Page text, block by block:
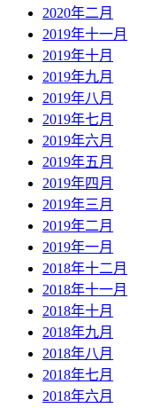
2020年二月
2019年十一月
2019年十月
2019年九月
2019年八月
2019年七月
2019年六月
2019年五月
2019年四月
2019年三月
2019年二月
2019年一月
2018年十二月
2018年十一月
2018年十月
2018年九月
2018年八月
2018年七月
2018年六月